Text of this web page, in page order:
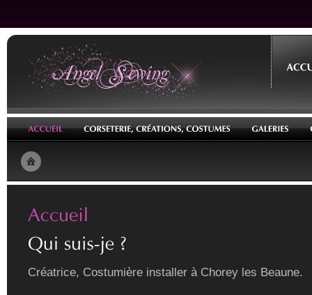
Créatrice, Costumière installer à Chorey les Beaune.